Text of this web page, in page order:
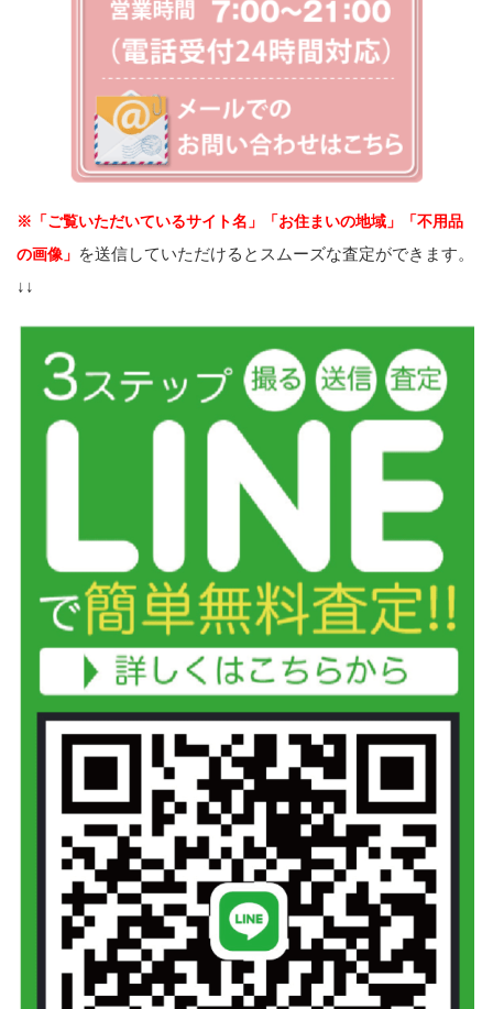
※「ご覧いただいているサイト名」「お住まいの地域」「不用品
の画像」 を送信していただけるとスムーズな査定ができます。
↓↓